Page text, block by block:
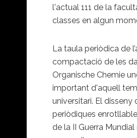
l'actual 111 de la
classes en algun
La taula periòdica de
compactació de les
Organische Chemie
important d'aquell
universitari. El
periòdiques
de la II Guerra